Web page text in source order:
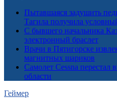
Пытавшаяся задушить
Тагила получила
С бывшего начальника
электронный браслет
Врачи в Пятигорске
магнитных шариков
Самолет Cessna перестал
области
Геймер